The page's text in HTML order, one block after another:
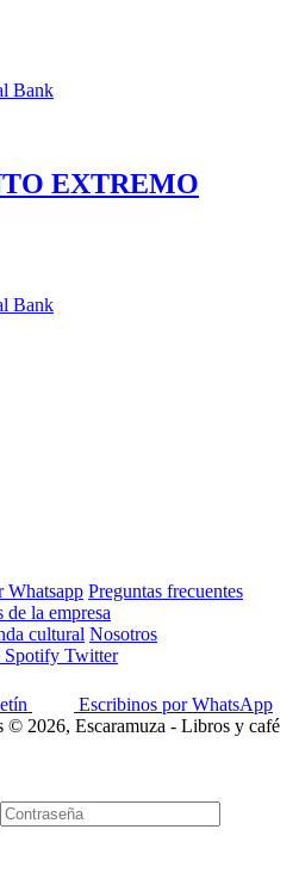
EXTREMO
Whatsapp Preguntas frecuentes
de la empresa
cultural Nosotros
Spotify Twitter
Escribinos por WhatsApp
© 2026, Escaramuza - Libros y café